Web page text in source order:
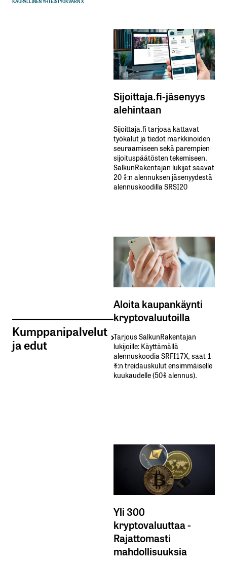
Kumppanipalvelut
ja edut
Sijoittaja.fi-jäsenyys
alehintaan
Sijoittaja.fi tarjoaa kattavat
työkalut ja tiedot markkinoiden
seuraamiseen sekä parempien
sijoituspäätösten tekemiseen.
SalkunRakentajan lukijat saavat
20 %:n alennuksen jäsenyydestä
alennuskoodilla SRSI20
Aloita kaupankäynti
kryptovaluutoilla
Tarjous SalkunRakentajan
lukijoille: Käyttämällä​ ​
alennuskoodia​ ​SRFI17X,​ ​saat​ ​1
%:n treidauskulut​ ​ensimmäiselle​ ​
kuukaudelle​ ​(50%​ ​alennus).
Yli 300
kryptovaluuttaa -
Rajattomasti
mahdollisuuksia